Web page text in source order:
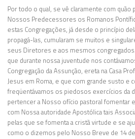
Por todo o qual, se vê claramente com quão
Nossos Predecessores os Romanos
estas Congregações, já desde o princípio
propagá-las, cumularam se muitos e
seus Diretores e aos mesmos
que durante nossa juventude nos
Congregação da Assunção, ereta na Casa
Jesus em Roma, e que com grande susto e
freqüentávamos os piedosos exercícios da
pertencer a Nosso ofício pastoral fomentar
com Nossa autoridade Apostólica tais
pelas que se fomenta a cristã virtude e se
como o dizemos pelo Nosso Breve de 14